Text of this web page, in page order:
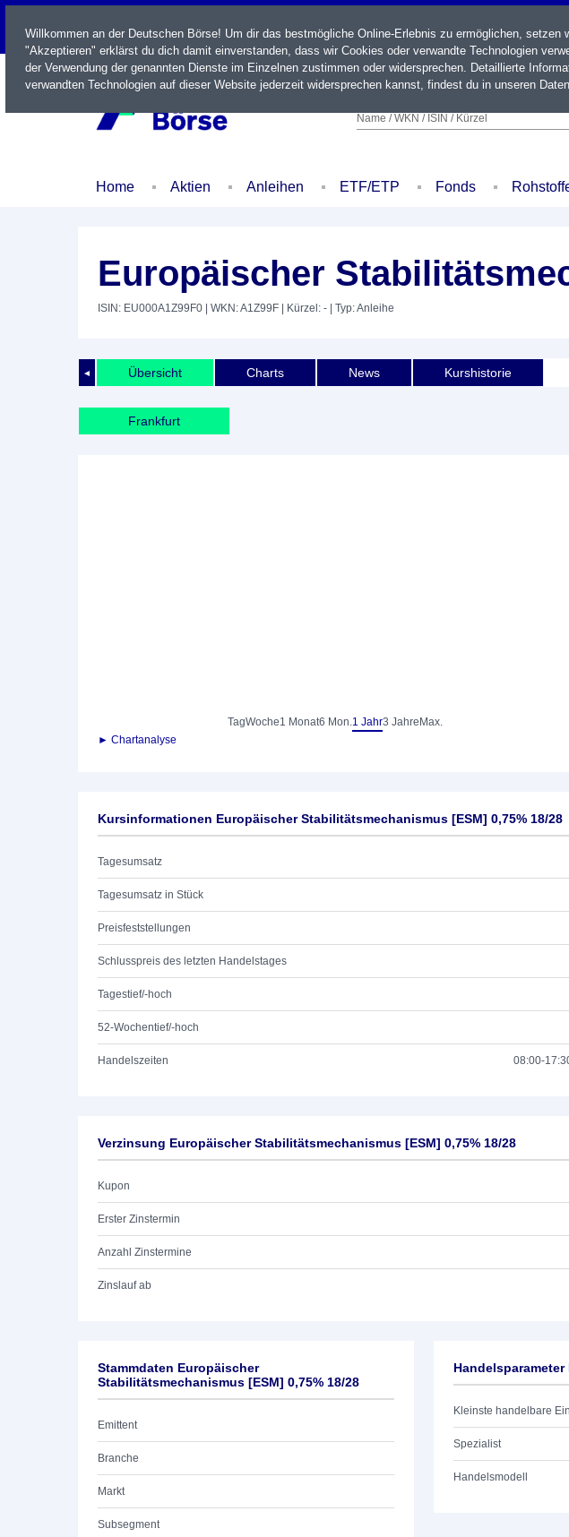
LIVE
Name / WKN / ISIN / Kürzel
Home Aktien Anleihen ETF/ETP Fonds
Europäischer
ISIN: EU000A1Z99F0 | WKN: A1Z99F | Kürzel: - | Typ: Anleihe
◄ Übersicht Charts News Kurshistorie
Frankfurt
TagWoche1 Monat6 Mon.1 Jahr3 Jahre Max.
► Chartanalyse
Kursinformationen Europäischer Stabilitätsmechanismus [ESM] 0,75% 18/28
Tagesumsatz
Tagesumsatz in Stück
Preisfeststellungen
Schlusspreis des letzten Handelstages
Tagestief/-hoch
52-Wochentief/-hoch
Handelszeiten 08:00-
Verzinsung Europäischer Stabilitätsmechanismus [ESM] 0,75% 18/28
Kupon
Erster Zinstermin
Anzahl Zinstermine
Zinslauf ab
Stammdaten Europäischer
Stabilitätsmechanismus [ESM] 0,75% 18/28
Emittent
Branche
Markt
Subsegment
Kleinste handelbare
Spezialist
Handelsmodell
Willkommen an der Deutschen Börse! Um dir das bestmögliche Online-Erlebnis zu ermöglichen,
"Akzeptieren" erklärst du dich damit einverstanden, dass wir Cookies oder verwandte Technologien
der Verwendung der genannten Dienste im Einzelnen zustimmen oder widersprechen. Detaillierte
verwandten Technologien auf dieser Website jederzeit widersprechen kannst, findest du in unseren